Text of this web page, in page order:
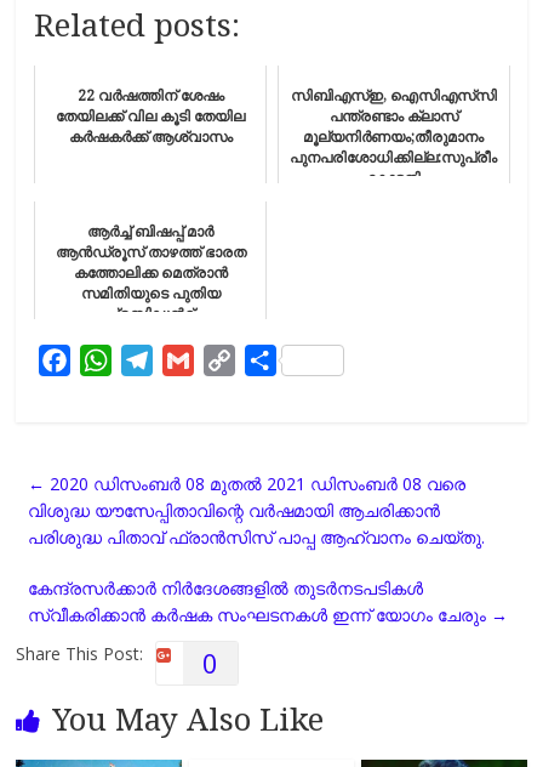
Related posts:
22 വര്‍ഷത്തിന് ശേഷം
തേയിലക്ക് വില കൂടി തേയില
കർഷകർക്ക് ആശ്വാസം
സിബിഎസ്‌ഇ, ഐസിഎസ്‍സി
പന്ത്രണ്ടാം ക്ലാസ്
മൂല്യനിർണയം;തീരുമാനം
പുനപരിശോധിക്കില്ല:സുപ്രീം
കോടതി
ആര്‍ച്ച് ബിഷപ്പ് മാർ
ആൻഡ്രൂസ് താഴത്ത് ഭാരത
കത്തോലിക്ക മെത്രാന്‍
സമിതിയുടെ പുതിയ
പ്രസിഡന്‍റ്
b
o
o
k
W
s
A
p
p
g
r
a
m
l
L
i
n
k
S
e
← 2020 ഡിസംബർ 08 മുതൽ 2021 ഡിസംബർ 08 വരെ
വിശുദ്ധ യൗസേപ്പിതാവിന്റെ വർഷമായി ആചരിക്കാൻ
പരിശുദ്ധ പിതാവ് ഫ്രാൻസിസ് പാപ്പ ആഹ്വാനം ചെയ്തു.
കേന്ദ്രസര്‍ക്കാര്‍ നിര്‍ദേശങ്ങളില്‍ തുടര്‍നടപടികള്‍
സ്വീകരിക്കാന്‍ കര്‍ഷക സംഘടനകള്‍ ഇന്ന് യോഗം ചേരും →
Share This Post:
0
You May Also Like